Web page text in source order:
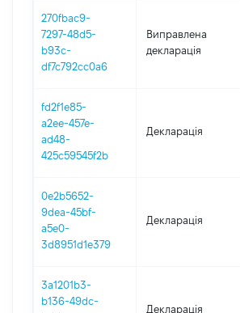
270fbac9-
7297-48d5-
b93c-
df7c792cc0a6
Виправлена
декларація
fd2f1e85-
a2ee-457e-
ad48-
425c59545f2b
Декларація
0e2b5652-
9dea-45bf-
a5e0-
3d8951d1e379
Декларація
3a1201b3-
b136-49dc-
Декларація